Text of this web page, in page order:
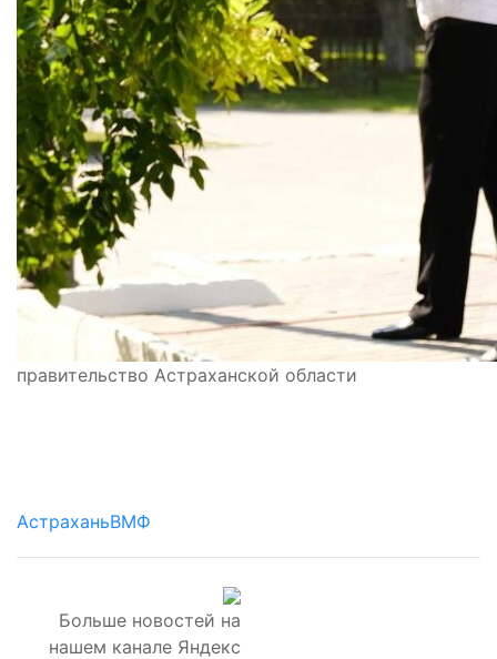
правительство Астраханской области
АстраханьВМФ
Больше новостей на
нашем канале Яндекс